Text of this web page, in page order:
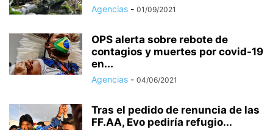
Agencias - 01/09/2021
OPS alerta sobre rebote de
contagios y muertes por covid-19
en...
Agencias - 04/06/2021
Tras el pedido de renuncia de las
FF.AA, Evo pediría refugio...